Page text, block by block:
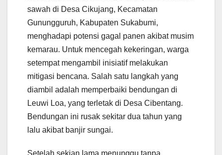
sawah di Desa Cikujang, Kecamatan
Gunungguruh, Kabupaten Sukabumi,
menghadapi potensi gagal panen akibat musim
kemarau. Untuk mencegah kekeringan, warga
setempat mengambil inisiatif melakukan
mitigasi bencana. Salah satu langkah yang
diambil adalah memperbaiki bendungan di
Leuwi Loa, yang terletak di Desa Cibentang.
Bendungan ini rusak sekitar dua tahun yang
lalu akibat banjir sungai.
Setelah sekian lama menunggu tanpa